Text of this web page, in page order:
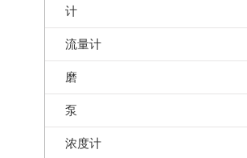
计
流量计
磨
泵
浓度计